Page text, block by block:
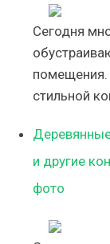
Сегодня
помещения.
стильной
и другие
фото